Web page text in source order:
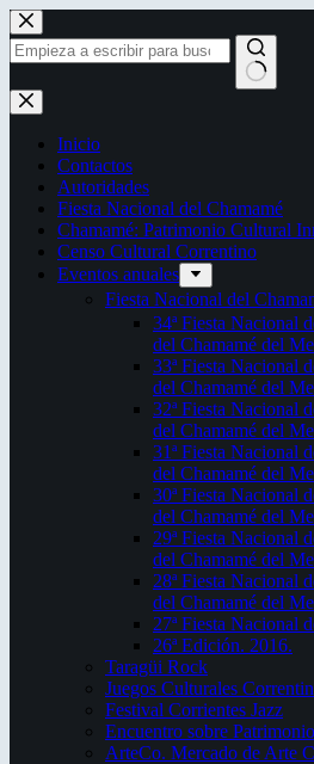
Saltar
al
contenido
Sin
resultados
Inicio
Contactos
Autoridades
Fiesta Nacional del Chamamé
Chamamé: Patrimonio Cultural
Censo Cultural Correntino
Eventos anuales
Fiesta Nacional del
34ª Fiesta Nacional
del Chamamé del
33ª Fiesta Nacional
del Chamamé del
32ª Fiesta Nacional
del Chamamé del
31ª Fiesta Nacional
del Chamamé del
30ª Fiesta Nacional
del Chamamé del
29ª Fiesta Nacional
del Chamamé del
28ª Fiesta Nacional
del Chamamé del
27ª Fiesta Nacional
26ª Edición. 2016.
Taragüi Rock
Juegos Culturales
Festival Corrientes Jazz
Encuentro sobre
ArteCo. Mercado de Arte